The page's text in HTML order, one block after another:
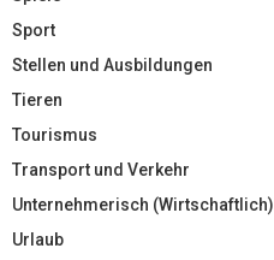
Sport
Stellen und Ausbildungen
Tieren
Tourismus
Transport und Verkehr
Unternehmerisch (Wirtschaftlich)
Urlaub